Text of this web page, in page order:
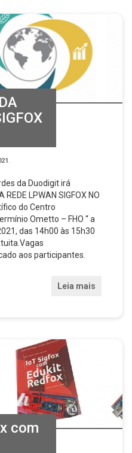
.
da Duodigit irá
LPWAN SIGFOX NO
do Centro
Ometto – FHO “ a
das 14h00 às 15h30
aos participantes.
Leia mais
com